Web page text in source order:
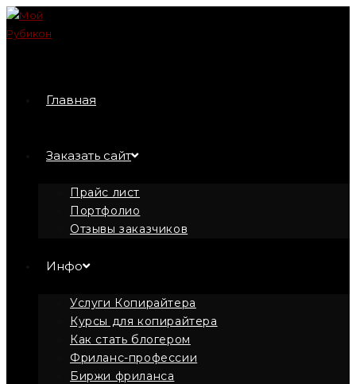
Перейти
к
Главная
Заказать сайт
Прайс лист
Портфолио
Отзывы заказчиков
Инфо
Услуги Копирайтера
Курсы для копирайтера
Как стать блогером
Фриланс-профессии
Биржи фриланса